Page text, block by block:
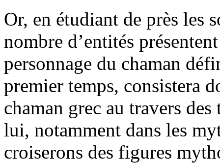
Or, en étudiant de près les
nombre d’entités
personnage du chaman
premier temps, consistera
chaman grec au travers
lui, notamment dans les
croiserons des figures